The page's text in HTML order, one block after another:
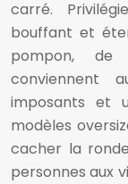
carré.
bouffant et
pompon, de
conviennent
imposants et
modèles
cacher la
personnes aux